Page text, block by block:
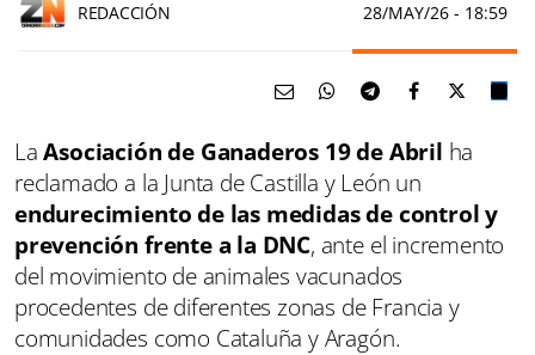
REDACCIÓN 28/MAY/26 - 18:59
LaAsociación de Ganaderos 19 de Abril ha
reclamado a la Junta de Castilla y León un
endurecimiento de las medidas de control y
prevención frente a la DNC, ante el incremento
del movimiento de animales vacunados
procedentes de diferentes zonas de Francia y
comunidades como Cataluña y Aragón.